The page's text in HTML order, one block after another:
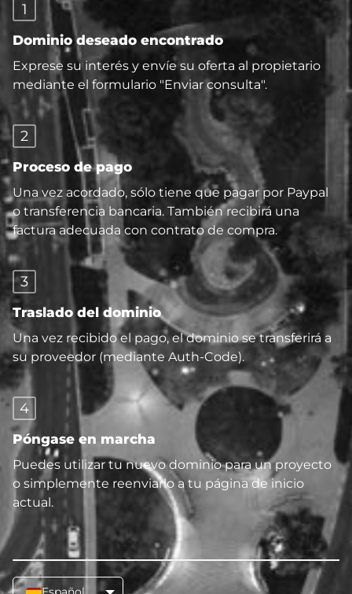
1
Dominio deseado encontrado
Exprese su interés y envíe su oferta al propietario
mediante el formulario "Enviar consulta".
2
Proceso de pago
Una vez acordado, sólo tiene que pagar por Paypal
o transferencia bancaria. También recibirá una
factura adecuada con contrato de compra.
3
Traslado del dominio
Una vez recibido el pago, el dominio se transferirá a
su proveedor (mediante Auth-Code).
4
Póngase en marcha
Puedes utilizar tu nuevo dominio para un proyecto
o simplemente reenviarlo a tu página de inicio
actual.